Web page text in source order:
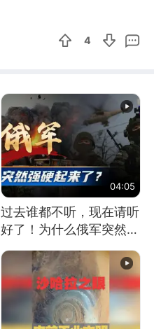
4
04:05
过去谁都不听，现在请听
好了！为什么俄军突然强